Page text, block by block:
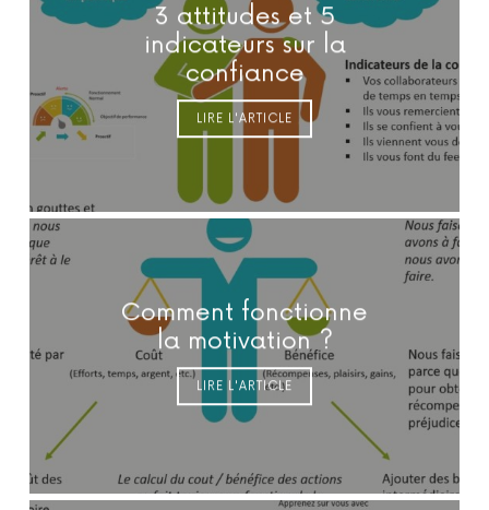
3 attitudes et 5
indicateurs sur la
confiance
LIRE L'ARTICLE
Comment fonctionne
la motivation ?
LIRE L'ARTICLE